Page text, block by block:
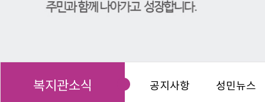
복지관소식 공지사항 성민뉴스